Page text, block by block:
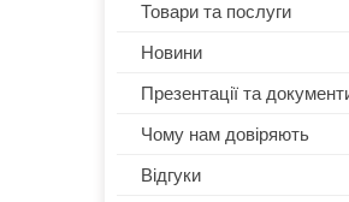
Товари та послуги
Новини
Презентації та
Чому нам довіряють
Відгуки